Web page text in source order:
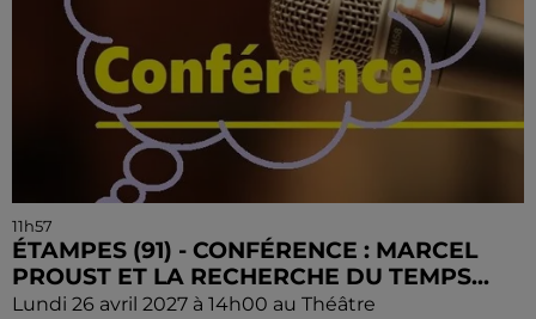
11h57
ÉTAMPES (91) - CONFÉRENCE : MARCEL
PROUST ET LA RECHERCHE DU TEMPS...
Lundi 26 avril 2027 à 14h00 au Théâtre